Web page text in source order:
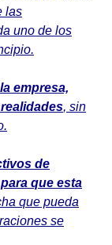
las
uno de los
empresa,
, sin
de
que esta
que pueda
se